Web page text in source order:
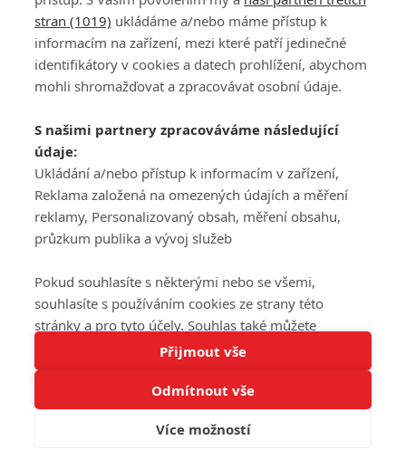
Tato stránka používá soubory cookies.
Rozumím
PŘIHLÁSIT
REGISTROVAT
DISKUZE
Šéfredaktorkou webu jePetr Slavík, e-mailserialy@fandimefilmu.cz
Máte-li zájem o inzerci na našem webu napište nám na e-mail
studio@koncal.com
Ochrana osobních údajů|Zásady používání cookies |Pravidla webu
Upravit nastavení soukromí
© 2016 – 2026 FandimeSerialum.cz / All rights reserved /
Koncal studio s.r.o., IČO: 03604071, Lýskova 2073/57, Stodůlky, 155
stran (1019) ukládáme a/nebo máme přístup k
informacím na zařízení, mezi které patří jedinečné
identifikátory v cookies a datech prohlížení, abychom
mohli shromažďovat a zpracovávat osobní údaje.
S našimi partnery zpracováváme následující
údaje:
Ukládání a/nebo přístup k informacím v zařízení,
Reklama založená na omezených údajích a měření
reklamy, Personalizovaný obsah, měření obsahu,
průzkum publika a vývoj služeb
Pokud souhlasíte s některými nebo se všemi,
souhlasíte s používáním cookies ze strany této
stránky a pro tyto účely. Souhlas také můžete
odmítnout, ale v takovém případě vám na stránce
nebudou k dispozici některé personalizované funkce.
Vaše volby souhlasu se budou vztahovat pouze na
tuto webovou stránku. Vaše nastavení a odvolání
souhlasu můžete kdykoli změnit na stránce s
Přijmout vše
Odmítnout vše
Více možností